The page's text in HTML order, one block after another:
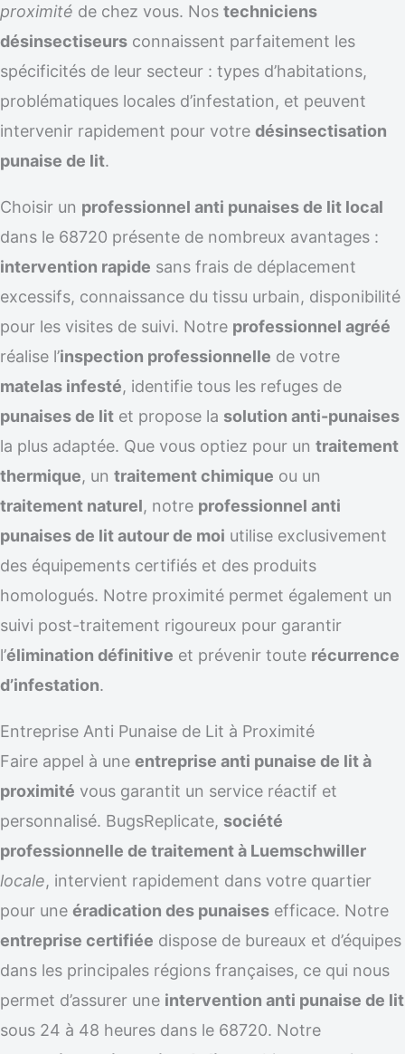
proximité de chez vous. Nos techniciens
désinsectiseurs connaissent parfaitement les
spécificités de leur secteur : types d’habitations,
problématiques locales d’infestation, et peuvent
intervenir rapidement pour votre désinsectisation
punaise de lit.
Choisir un professionnel anti punaises de lit local
dans le 68720 présente de nombreux avantages :
intervention rapide sans frais de déplacement
excessifs, connaissance du tissu urbain, disponibilité
pour les visites de suivi. Notre professionnel agréé
réalise l’inspection professionnelle de votre
matelas infesté, identifie tous les refuges de
punaises de lit et propose la solution anti-punaises
la plus adaptée. Que vous optiez pour un traitement
thermique, un traitement chimique ou un
traitement naturel, notre professionnel anti
punaises de lit autour de moi utilise exclusivement
des équipements certifiés et des produits
homologués. Notre proximité permet également un
suivi post-traitement rigoureux pour garantir
l’élimination définitive et prévenir toute récurrence
d’infestation.
Entreprise Anti Punaise de Lit à Proximité
Faire appel à une entreprise anti punaise de lit à
proximité vous garantit un service réactif et
personnalisé. BugsReplicate, société
professionnelle de traitement à Luemschwiller
locale, intervient rapidement dans votre quartier
pour une éradication des punaises efficace. Notre
entreprise certifiée dispose de bureaux et d’équipes
dans les principales régions françaises, ce qui nous
permet d’assurer une intervention anti punaise de lit
sous 24 à 48 heures dans le 68720. Notre